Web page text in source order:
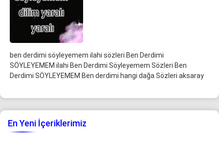
ben derdimi söyleyemem ilahi sözleri Ben Derdimi
SÖYLEYEMEM ilahi Ben Derdimi Söyleyemem Sözleri Ben
Derdimi SÖYLEYEMEM Ben derdimi hangi dağa Sözleri aksaray
En Yeni İçeriklerimiz